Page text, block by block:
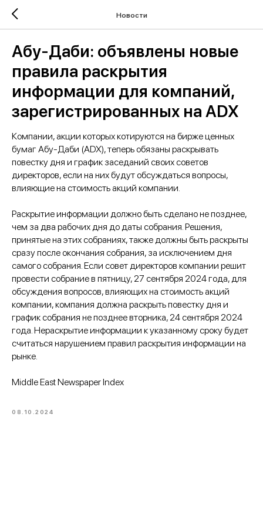
Новости
Абу-Даби: объявлены новые
правила раскрытия
информации для компаний,
зарегистрированных на ADX
Компании, акции которых котируются на бирже ценных
бумаг Абу-Даби (ADX), теперь обязаны раскрывать
повестку дня и график заседаний своих советов
директоров, если на них будут обсуждаться вопросы,
влияющие на стоимость акций компании.
Раскрытие информации должно быть сделано не позднее,
чем за два рабочих дня до даты собрания. Решения,
принятые на этих собраниях, также должны быть раскрыты
сразу после окончания собрания, за исключением дня
самого собрания. Если совет директоров компании решит
провести собрание в пятницу, 27 сентября 2024 года, для
обсуждения вопросов, влияющих на стоимость акций
компании, компания должна раскрыть повестку дня и
график собрания не позднее вторника, 24 сентября 2024
года. Нераскрытие информации к указанному сроку будет
считаться нарушением правил раскрытия информации на
рынке.
Middle East Newspaper Index
08.10.2024